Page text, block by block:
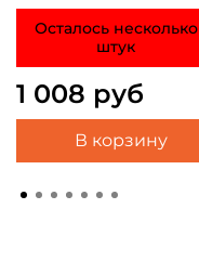
Осталось несколько
штук
1 008 руб
В корзину